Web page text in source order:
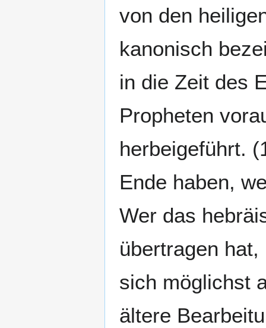
von den
kanonisch
in die Zeit des
Propheten
herbeigeführt.
Ende haben,
Wer das
übertragen
sich möglichst
ältere